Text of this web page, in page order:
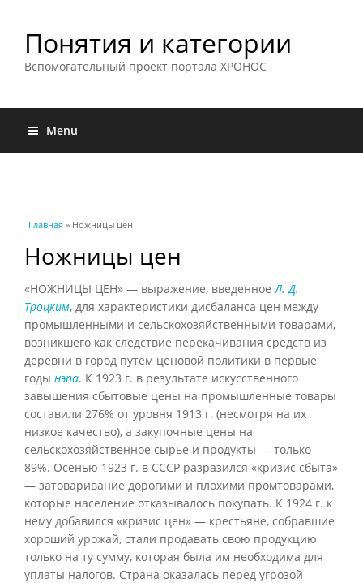
Понятия и категории
Вспомогательный проект портала ХРОНОС
Menu
Вы здесь
Главная » Ножницы цен
Ножницы цен
«НОЖНИЦЫ ЦЕН» — выражение, введенное Л. Д.
Троцким, для характеристики дисбаланса цен между
промышленными и сельскохозяйственными товарами,
возникшего как следствие перекачивания средств из
деревни в город путем ценовой политики в первые
годы нэпа. К 1923 г. в результате искусственного
завышения сбытовые цены на промышленные товары
составили 276% от уровня 1913 г. (несмотря на их
низкое качество), а закупочные цены на
сельскохозяйственное сырье и продукты — только
89%. Осенью 1923 г. в СССР разразился «кризис сбыта»
— затоваривание дорогими и плохими промтоварами,
которые население отказывалось покупать. К 1924 г. к
нему добавился «кризис цен» — крестьяне, собравшие
хороший урожай, стали продавать свою продукцию
только на ту сумму, которая была им необходима для
уплаты налогов. Страна оказалась перед угрозой